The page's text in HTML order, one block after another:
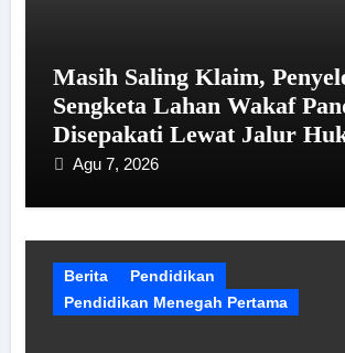
Masih Saling Klaim,
Sengketa Lahan Wakaf
Disepakati Lewat Jalur
Agu 7, 2026
Berita
Pendidikan
Pendidikan Menegah Pertama